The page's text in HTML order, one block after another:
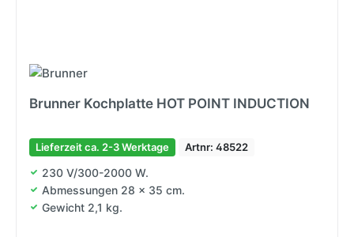
Brunner Kochplatte HOT POINT INDUCTION
Lieferzeit ca. 2-3 Werktage Artnr: 48522
230 V/300-2000 W.
Abmessungen 28 x 35 cm.
Gewicht 2,1 kg.